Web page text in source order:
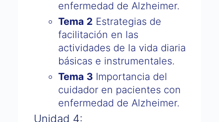
enfermedad de Alzheimer.
Tema 2 Estrategias de
facilitación en las
actividades de la vida diaria
básicas e instrumentales.
Tema 3 Importancia del
cuidador en pacientes con
enfermedad de Alzheimer.
Unidad 4: